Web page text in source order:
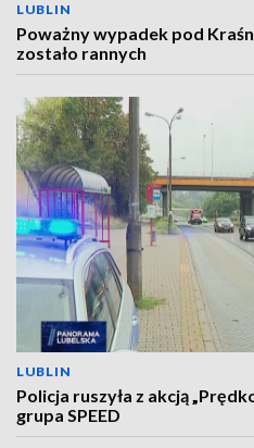
LUBLIN
Poważny wypadek pod
zostało rannych
LUBLIN
Policja ruszyła z akcją
grupa SPEED